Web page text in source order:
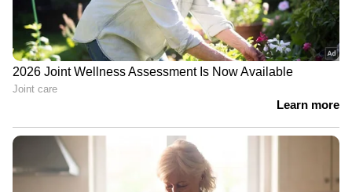
അളവ് കുറയാക്കാനും നിർദ്ദേശമുണ്ട്.
തിരക്കേറിയ ദൈനംദിന ഷെഡ്യൂൾ കൈകാര്യം
ചെയ്യുന്നത് ട്രംപിന്‍റെ ആരോഗ്യത്തെ ഒരു
തരത്തിലും ബാധിച്ചിട്ടില്ലെന്നും റിപ്പോർട്ടിൽ
പറയുന്നു.